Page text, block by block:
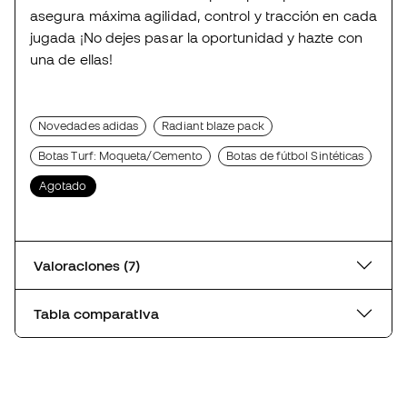
asegura máxima agilidad, control y tracción en cada
jugada ¡No dejes pasar la oportunidad y hazte con
una de ellas!
Novedades adidas Radiant blaze pack
Botas Turf: Moqueta/Cemento Botas de fútbol Sintéticas
Agotado
Valoraciones (7)
Tabla comparativa